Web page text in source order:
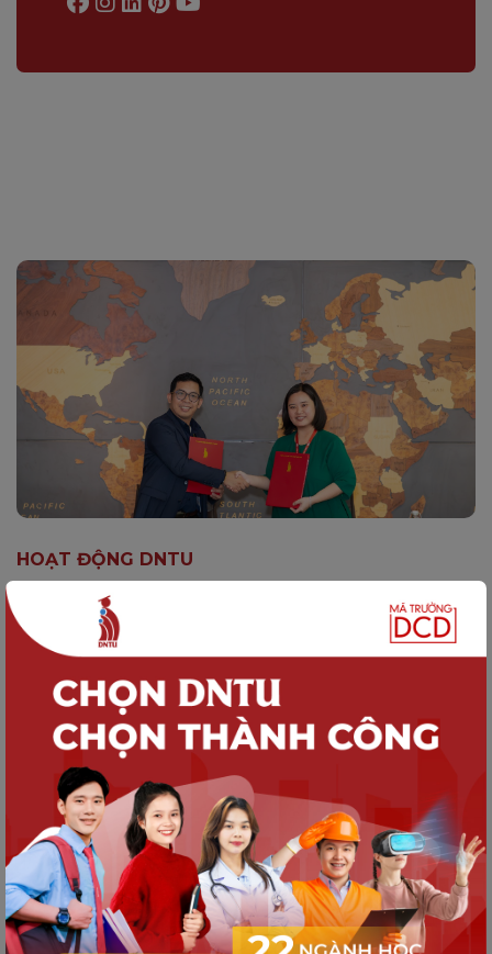
HOẠT ĐỘNG DNTU
DNTU Ký Kết Hợp Tác Với Trường Đại
Học NU Laguna (Philippines): Mở Ra Cơ
Hội Học Tập Và Giao Lưu Thể Thao
Quốc Tế Cho Sinh Viên